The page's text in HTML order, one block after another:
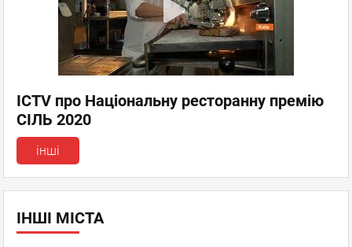
ICTV про Національну ресторанну премію
СІЛЬ 2020
інші
ІНШІ МІСТА